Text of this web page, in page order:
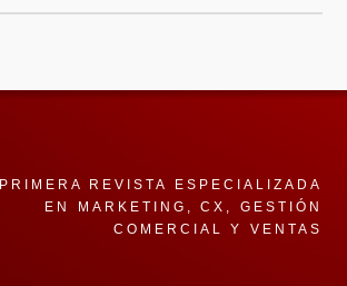
PRIMERA REVISTA ESPECIALIZADA
EN MARKETING, CX, GESTIÓN
COMERCIAL Y VENTAS